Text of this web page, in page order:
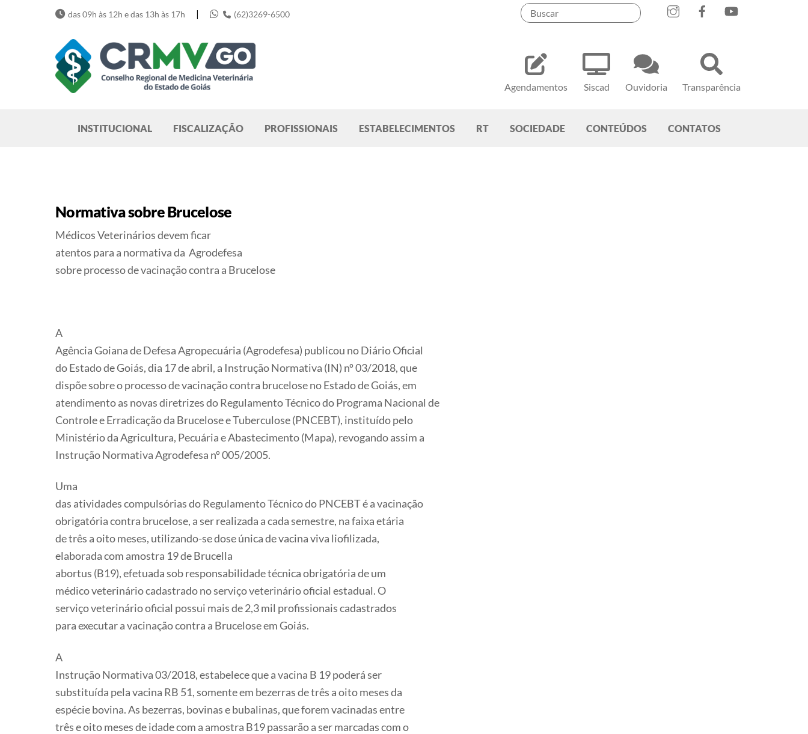
Agendamentos Siscad Ouvidoria Transparência
das 09h às 12h e das 13h às 17h | (62)3269-6500
INSTITUCIONAL FISCALIZAÇÃO PROFISSIONAIS ESTABELECIMENTOS RT SOCIEDADE CONTEÚDOS CONTATOS
Normativa sobre Brucelose
Médicos Veterinários devem ficar
atentos para a normativa da Agrodefesa
sobre processo de vacinação contra a Brucelose
A
Agência Goiana de Defesa Agropecuária (Agrodefesa) publicou no Diário Oficial
do Estado de Goiás, dia 17 de abril, a Instrução Normativa (IN) nº 03/2018, que
dispõe sobre o processo de vacinação contra brucelose no Estado de Goiás, em
atendimento as novas diretrizes do Regulamento Técnico do Programa Nacional de
Controle e Erradicação da Brucelose e Tuberculose (PNCEBT), instituído pelo
Ministério da Agricultura, Pecuária e Abastecimento (Mapa), revogando assim a
Instrução Normativa Agrodefesa nº 005/2005.
Uma
das atividades compulsórias do Regulamento Técnico do PNCEBT é a vacinação
obrigatória contra brucelose, a ser realizada a cada semestre, na faixa etária
de três a oito meses, utilizando-se dose única de vacina viva liofilizada,
elaborada com amostra 19 de Brucella
abortus (B19), efetuada sob responsabilidade técnica obrigatória de um
médico veterinário cadastrado no serviço veterinário oficial estadual. O
serviço veterinário oficial possui mais de 2,3 mil profissionais cadastrados
para executar a vacinação contra a Brucelose em Goiás.
A
Instrução Normativa 03/2018, estabelece que a vacina B 19 poderá ser
substituída pela vacina RB 51, somente em bezerras de três a oito meses da
espécie bovina. As bezerras, bovinas e bubalinas, que forem vacinadas entre
três e oito meses de idade com a amostra B19 passarão a ser marcadas com o